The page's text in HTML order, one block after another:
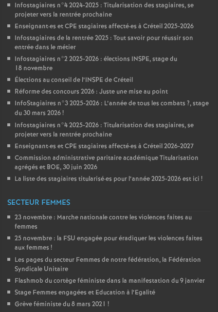
Infostagiaires n°4 2024-2025 : Titularisation des stagiaires, se
projeter vers la rentrée prochaine
Enseignant·es etCPE stagiaires affecté·es à Créteil 2025-2026
Infostagiaires de la rentrée 2025 : Tout savoir pour réussir son
entrée dans le métier
Infostagiaires n°2 2025-2026 : élections INSPE, stage du
18 novembre
Élections au conseil de l’INSPE de Créteil
Réforme des concours 2026 : Juste une mise au point
InfoStagiaires n°3 2025-2026 : L’année de tous les combats ?, stage
du 30 mars 2026!
Infostagiaires n°4 2025-2026 : Titularisation des stagiaires, se
projeter vers la rentrée prochaine
Enseignant·es etCPE stagiaires affecté·es à Créteil 2026-2027
Commission administrative paritaire académique Titularisation
agrégés et BOE, 30 juin 2026
La liste des stagiaires titularisé·es pour l’année 2025-2026 est ici !
SECTEUR FEMMES
23 novembre : Marche nationale contre les violences faites au
femmes
25 novembre : la FSU engagée pour éradiquer les violences faites
aux femmes !
Les pages du secteur Femmes de notre fédération, la Fédération
Syndicale Unitaire
Flashmob du cortège féministe dans la manifestation du 9 janvier
Stage Femmes engagées et Education à l’Egalité
Grève féministe du 8 mars 2021 !